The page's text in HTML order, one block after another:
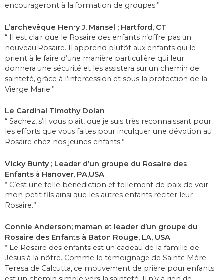
encourageront à la formation de groupes.”
L’archevêque Henry J. Mansel ; Hartford, CT
“ Il est clair que le Rosaire des enfants n’offre pas un
nouveau Rosaire. Il apprend plutôt aux enfants qui le
prient à le faire d’une manière particulière qui leur
donnera une sécurité et les assistera sur un chemin de
sainteté, grâce à l’intercession et sous la protection de la
Vierge Marie.”
Le Cardinal Timothy Dolan
“ Sachez, s’il vous plait, que je suis très reconnaissant pour
les efforts que vous faites pour inculquer une dévotion au
Rosaire chez nos jeunes enfants.”
Vicky Bunty ; Leader d’un groupe du Rosaire des
Enfants à Hanover, PA,USA
“ C’est une telle bénédiction et tellement de paix de voir
mon petit fils ainsi que les autres enfants réciter leur
Rosaire.”
Connie Anderson; maman et leader d’un groupe du
Rosaire des Enfants à Baton Rouge, LA, USA
“ Le Rosaire des enfants est un cadeau de la famille de
Jésus à la nôtre. Comme le témoignage de Sainte Mère
Teresa de Calcutta, ce mouvement de prière pour enfants